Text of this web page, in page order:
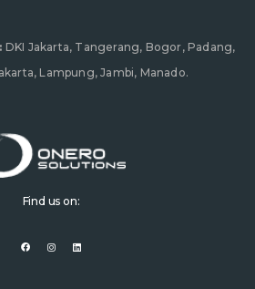
DKI Jakarta, Tangerang, Bogor, Padang,
Lampung, Jambi, Manado.
Find us on:
a
c
n
s
i
n